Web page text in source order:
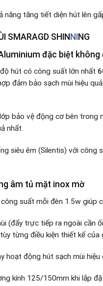
năng tăng tiết diện hút lên
SMARAGD SHINNING
đặc biệt
hút có công suất lớn nhất
đảm bảo sạch mùi hiệu quả.
bảo vệ động cơ bên trong
nhất.
siêu êm (Silentis) với
âm tủ mặt inox mờ
suất mỗi đèn 1.5w giúp
(đẩy trực tiếp ra ngoài cần
từng điều kiện thiết kế
hoạt động hút sạch mùi hiệu
kính 125/150mm khi lắp